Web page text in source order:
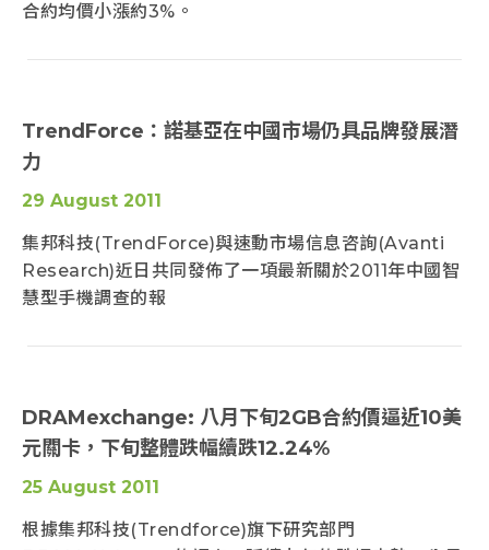
合約均價小漲約3%。
TrendForce：諾基亞在中國市場仍具品牌發展潛
力
29 August 2011
集邦科技(TrendForce)與速動市場信息咨詢(Avanti
Research)近日共同發佈了一項最新關於2011年中國智
慧型手機調查的報
DRAMexchange: 八月下旬2GB合約價逼近10美
元關卡，下旬整體跌幅續跌12.24%
25 August 2011
根據集邦科技(Trendforce)旗下研究部門